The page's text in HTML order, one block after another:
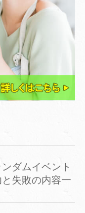
ダムイベント
失敗の内容一